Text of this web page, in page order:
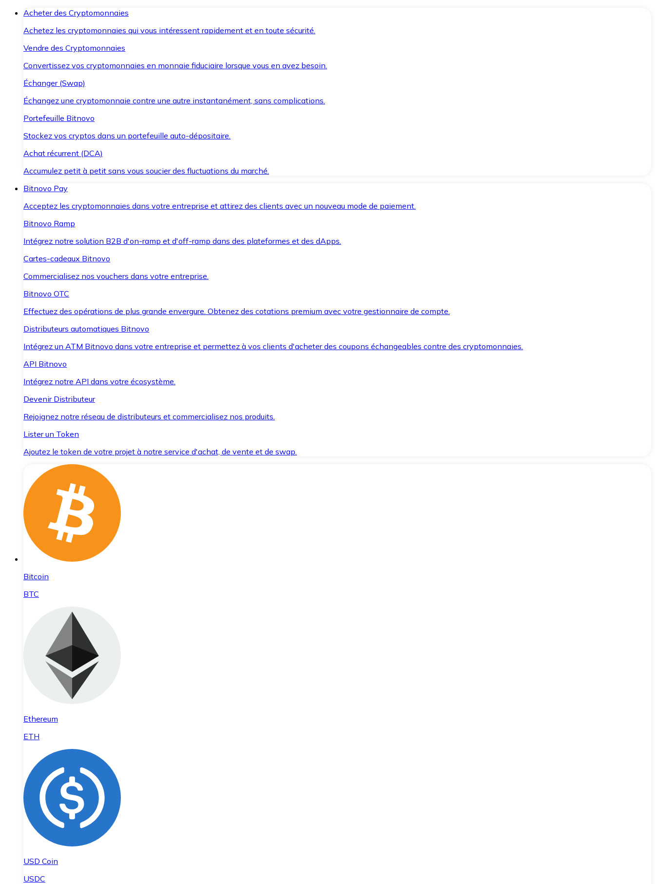
Acheter des Cryptomonnaies
Achetez les cryptomonnaies qui vous intéressent rapidement et en toute sécurité.
Vendre des Cryptomonnaies
Convertissez vos cryptomonnaies en monnaie fiduciaire lorsque vous en avez besoin.
Échanger (Swap)
Échangez une cryptomonnaie contre une autre instantanément, sans complications.
Portefeuille Bitnovo
Stockez vos cryptos dans un portefeuille auto-dépositaire.
Achat récurrent (DCA)
Accumulez petit à petit sans vous soucier des fluctuations du marché.
Bitnovo Pay
Acceptez les cryptomonnaies dans votre entreprise et attirez des clients avec un nouveau mode de paiement.
Bitnovo Ramp
Intégrez notre solution B2B d'on-ramp et d'off-ramp dans des plateformes et des dApps.
Cartes-cadeaux Bitnovo
Commercialisez nos vouchers dans votre entreprise.
Bitnovo OTC
Effectuez des opérations de plus grande envergure. Obtenez des cotations premium avec votre gestionnaire de compte.
Distributeurs automatiques Bitnovo
Intégrez un ATM Bitnovo dans votre entreprise et permettez à vos clients d'acheter des coupons échangeables contre des cryptomonnaies.
API Bitnovo
Intégrez notre API dans votre écosystème.
Devenir Distributeur
Rejoignez notre réseau de distributeurs et commercialisez nos produits.
Lister un Token
Ajoutez le token de votre projet à notre service d'achat, de vente et de swap.
Bitcoin
BTC
Ethereum
ETH
USD Coin
USDC